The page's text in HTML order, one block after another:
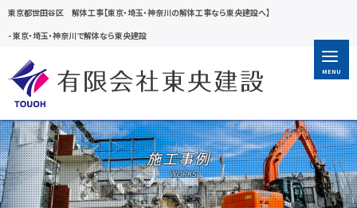
東京都世田谷区 解体工事【東京・埼玉・神奈川の解体工事なら東央建設へ】
-東京・埼玉・神奈川で解体なら東央建設
MENU
施工事例